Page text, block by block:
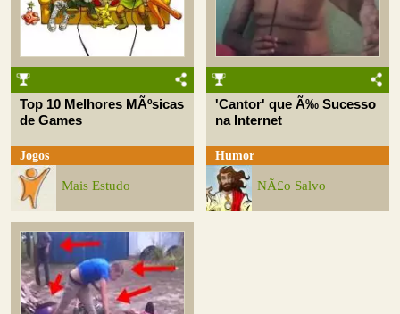
Top 10 Melhores MÃºsicas
de Games
Jogos
Mais Estudo
'Cantor' que Ã‰ Sucesso
na Internet
Humor
NÃ£o Salvo